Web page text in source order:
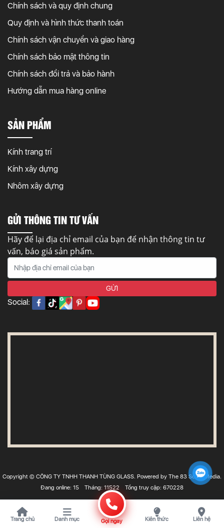
Chính sách và quy định chung
Quy định và hình thức thanh toán
Chính sách vận chuyển và giao hàng
Chính sách bảo mật thông tin
Chính sách đổi trả và bảo hành
Hướng dẫn mua hàng online
SẢN PHẨM
Kính trang trí
Kính xây dựng
Nhôm xây dựng
GỬI THÔNG TIN TƯ VẤN
Hãy để lại địa chỉ email của bạn để nhận thông tin tư
vấn, báo giá sản phẩm.
Social:
Copyright © CÔNG TY TNHH THANH TÙNG GLASS. Powered by The 83 Social Media.
Đang online: 15
Tháng: 11522 Tổng truy cập: 670228
Trang chủ Danh mục Gọi ngay Kiến thức Liên hệ